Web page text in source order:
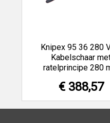
Knipex 95 36 280
Kabelschaar
ratelprincipe 280
€ 388,57